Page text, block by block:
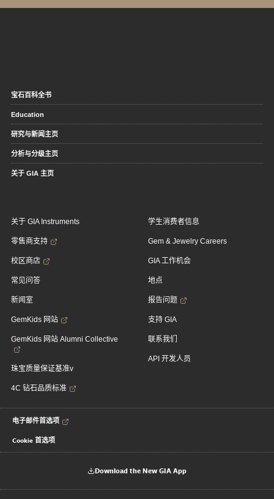
宝石百科全书
Education
研究与新闻主页
分析与分级主页
关于 GIA 主页
关于 GIA Instruments
零售商支持
校区商店
常见问答
新闻室
GemKids 网站
GemKids 网站 Alumni Collective
珠宝质量保证基准v
4C 钻石品质标准
学生消费者信息
Gem & Jewelry Careers
GIA 工作机会
地点
报告问题
支持 GIA
联系我们
API 开发人员
电子邮件首选项
Cookie 首选项
Download the New GIA App